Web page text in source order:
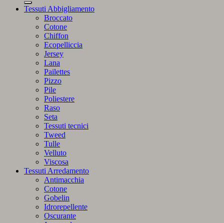
Tessuti Abbigliamento
Broccato
Cotone
Chiffon
Ecopelliccia
Jersey
Lana
Pailettes
Pizzo
Pile
Poliestere
Raso
Seta
Tessuti tecnici
Tweed
Tulle
Velluto
Viscosa
Tessuti Arredamento
Antimacchia
Cotone
Gobelin
Idrorepellente
Oscurante